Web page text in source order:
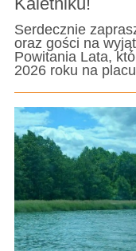
Serdecznie
oraz gości na
Powitania Lata,
2026 roku na